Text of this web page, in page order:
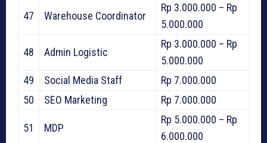
47 Warehouse Coordinator
Rp 3.000.000 – Rp
5.000.000
48 Admin Logistic
Rp 3.000.000 – Rp
5.000.000
49
Social Media Staff
Rp 7.000.000
50
SEO Marketing Rp 7.000.000
51 MDP
Rp 5.000.000 – Rp
6.000.000